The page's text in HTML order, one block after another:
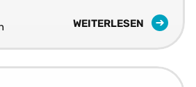
WEITERLESEN